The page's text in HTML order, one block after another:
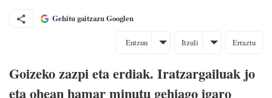
Gehitu gaitzazu Googlen
Entzun Itzuli Erraztu
Goizeko zazpi eta erdiak. Iratzargailuak jo
eta ohean hamar minutu gehiago igaro